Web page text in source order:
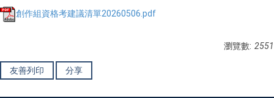
創作組資格考建議清單20260506.pdf
瀏覽數: 2551
友善列印 分享